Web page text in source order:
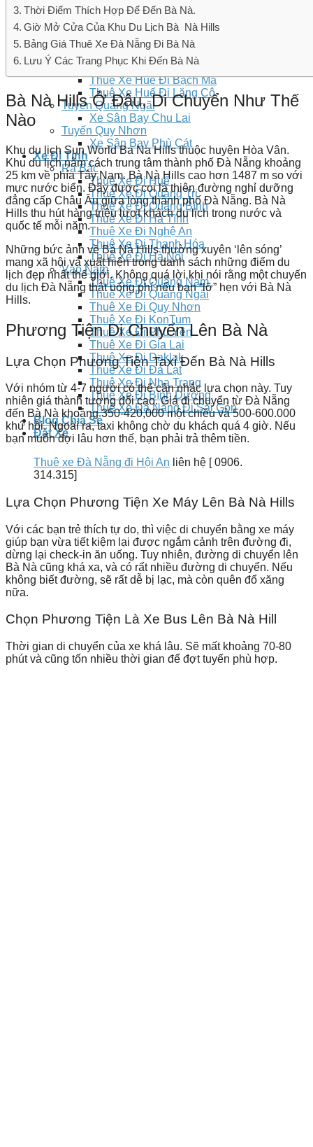
Dịch Vụ Thuê Xe Đi Vĩnh Điện
Thuê Xe Đi Điện Bàn
Thuê Xe Đi Thăng Bình
Thuê Xe Đi Mỹ Sơn
Tuyến Huế
Xe Đưa Đón Sân Bay Phú Bài
Thuê Xe Huế Đi Bạch Mã
Thuê Xe Huế Đi Lăng Cô
Tuyến Quảng Ngãi
Xe Sân Bay Chu Lai
Tuyến Quy Nhơn
Xe Sân Bay Phù Cát
Xe Đi Tỉnh
Ra Bắc
Thuê Xe Đi Huế
Thuê Xe Đi Quảng Trị
Thuê Xe Đi Quảng Bình
Thuê Xe Đi Hà Tĩnh
Thuê Xe Đi Nghệ An
Thuê Xe Đi Thanh Hóa
Thuê Xe Đi Hà Nội
Vào Nam
Thuê Xe Đi Quảng Nam
Thuê Xe Đi Quảng Ngãi
Thuê Xe Đi Quy Nhơn
Thuê Xe Đi KonTum
Thuê Xe Đi Phú Yên
Thuê Xe Đi Gia Lai
Thuê Xe Đi Daklak
Thuê Xe Đi Đà Lạt
Thuê Xe Đi Nha Trang
Thuê Xe Đi Bình Dương
Thuê Xe Đà Nẵng Đi Sài Gòn
Blog Chia Sẻ
Đặt Xe
Thời Điểm Thích Hợp Để Đến Bà Nà.
Giờ Mở Cửa Của Khu Du Lịch Bà Nà Hills
Bảng Giá Thuê Xe Đà Nẵng Đi Bà Nà
Lưu Ý Các Trang Phục Khi Đến Bà Nà
Bà Nà Hills Ở Đâu, Di Chuyển Như Thế
Nào
Khu du lịch Sun World Ba Na Hills thuộc huyện Hòa Vân.
Khu du lịch nằm cách trung tâm thành phố Đà Nẵng khoảng
25 km về phía Tây Nam. Bà Nà Hills cao hơn 1487 m so với
mực nước biển. Đây được coi là thiên đường nghỉ dưỡng
đẳng cấp Châu Âu giữa lòng thành phố Đà Nẵng. Bà Nà
Hills thu hút hàng triệu lượt khách du lịch trong nước và
quốc tế mỗi năm.
Những bức ảnh về Bà Nà Hills thường xuyên ‘lên sóng’
mạng xã hội và xuất hiện trong danh sách những điểm du
lịch đẹp nhất thế giới. Không quá lời khi nói rằng một chuyến
du lịch Đà Nẵng thật uổng phí nếu bạn “lỡ” hẹn với Bà Nà
Hills.
Phương Tiện Di Chuyển Lên Bà Nà
Lựa Chọn Phương Tiện Taxi Đến Bà Nà Hills
Với nhóm từ 4-7 người có thể cân nhắc lựa chọn này. Tuy
nhiên giá thành tương đối cao. Giá đi chuyển từ Đà Nẵng
đến Bà Nà khoảng 350-420,000 một chiều và 500-600.000
khứ hồi. Ngoài ra, taxi không chờ du khách quá 4 giờ. Nếu
bạn muốn đợi lâu hơn thế, bạn phải trả thêm tiền.
Thuê xe Đà Nẵng đi Hội An liên hệ [ 0906.
314.315]
Lựa Chọn Phương Tiện Xe Máy Lên Bà Nà Hills
Với các bạn trẻ thích tự do, thì việc di chuyển bằng xe máy
giúp bạn vừa tiết kiệm lại được ngắm cảnh trên đường đi,
dừng lại check-in ăn uống. Tuy nhiên, đường di chuyển lên
Bà Nà cũng khá xa, và có rất nhiều đường di chuyển. Nếu
không biết đường, sẽ rất dễ bị lạc, mà còn quên đổ xăng
nữa.
Chọn Phương Tiện Là Xe Bus Lên Bà Nà Hill
Thời gian di chuyển của xe khá lâu. Sẽ mất khoảng 70-80
phút và cũng tốn nhiều thời gian để đợt tuyến phù hợp.